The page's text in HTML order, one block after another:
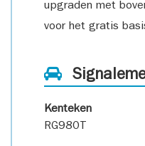
upgraden met
voor het gratis
Kenteken
RG980T